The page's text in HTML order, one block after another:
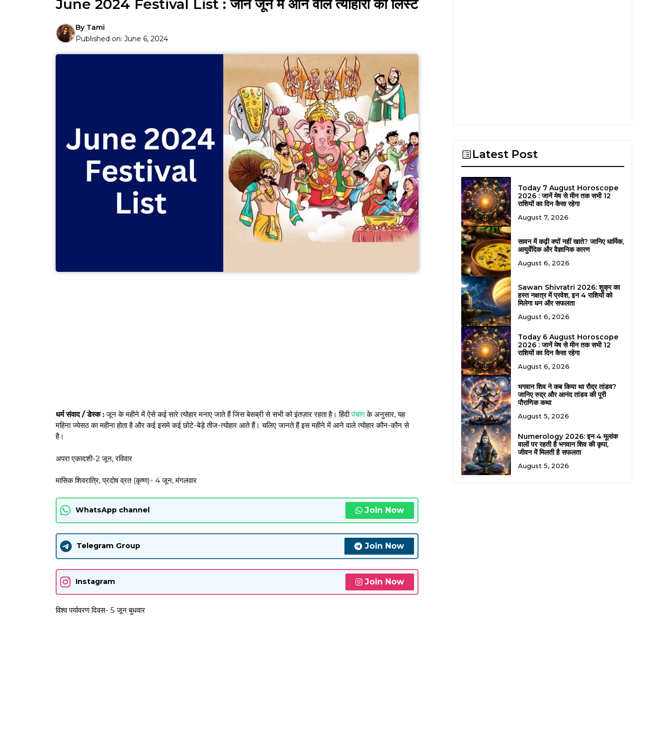
June 2024 Festival List : जाने जून में आने वाले त्योहारों की लिस्ट
By Tami
Published on: June 6, 2024
धर्म संवाद / डेस्क :जून के महीने में ऐसे कई सारे त्योहार मनाए जाते हैं जिस बेसब्री से सभी को इंतज़ार रहता है। हिंदीपंचांगके अनुसार, यह
महिना ज्येसठ का महीना होता है और कई इसमे कई छोटे-बेड़े तीज-त्‍योहार आते हैं। चलिए जानते हैं इस महीने में आने वाले त्योहार कौन-कौन से
है।
अपरा एकादशी-2 जून, रविवार
मासिक शिवरात्रि, प्रदोष व्रत (कृष्ण)- 4 जून, मंगलवार
WhatsApp channel Join Now
Telegram Group Join Now
Instagram Join Now
विश्व पर्यावरण दिवस- 5 जून बुधवार
Latest Post
Today 7 August Horoscope
2026 : जानें मेष से मीन तक सभी 12
राशियों का दिन कैसा रहेगा
August 7, 2026
सावन में कढ़ी क्यों नहीं खाते? जानिए धार्मिक,
आयुर्वेदिक और वैज्ञानिक कारण
August 6, 2026
Sawan Shivratri 2026: शुक्र का
हस्त नक्षत्र में प्रवेश, इन 4 राशियों को
मिलेगा धन और सफलता
August 6, 2026
Today 6 August Horoscope
2026 : जानें मेष से मीन तक सभी 12
राशियों का दिन कैसा रहेगा
August 6, 2026
भगवान शिव ने कब किया था रौद्र तांडव?
जानिए रुद्र और आनंद तांडव की पूरी
पौराणिक कथा
August 5, 2026
Numerology 2026: इन 4 मूलांक
वालों पर रहती है भगवान शिव की कृपा,
जीवन में मिलती है सफलता
August 5, 2026